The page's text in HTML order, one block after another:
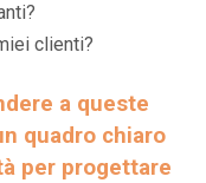
clienti?
a queste
quadro chiaro
per progettare